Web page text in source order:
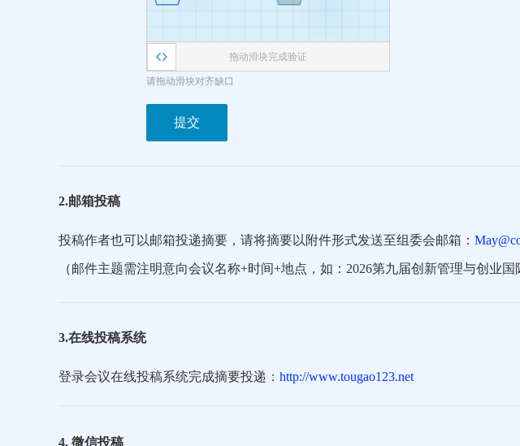
拖动滑块完成验证
请拖动滑块对齐缺口
提交
2.邮箱投稿
投稿作者也可以邮箱投递摘要，请将摘要以附件形式发送至组委会邮箱：
（邮件主题需注明意向会议名称+时间+地点，如：2026第九届创新管理与创业国
3.在线投稿系统
登录会议在线投稿系统完成摘要投递： http://www.tougao123.net
4. 微信投稿